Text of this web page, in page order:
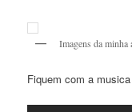
Imagens da minha
Fiquem com a